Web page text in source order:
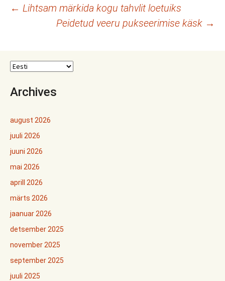
Postituste
← Lihtsam märkida kogu tahvlit loetuiks
Peidetud veeru pukseerimise käsk →
Archives
august 2026
juuli 2026
juuni 2026
mai 2026
aprill 2026
märts 2026
jaanuar 2026
detsember 2025
november 2025
september 2025
juuli 2025